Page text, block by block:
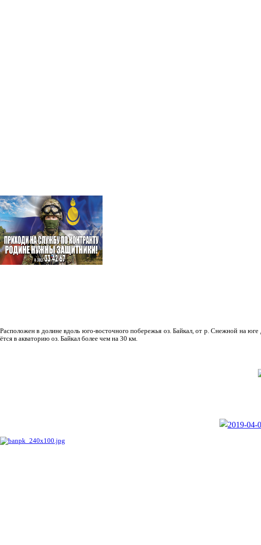
Рас­положен в долине вдоль юго-восточного побережья оз. Байкал, от р. Снежной на
ётся в акваторию оз. Байкал более чем на 30 км.